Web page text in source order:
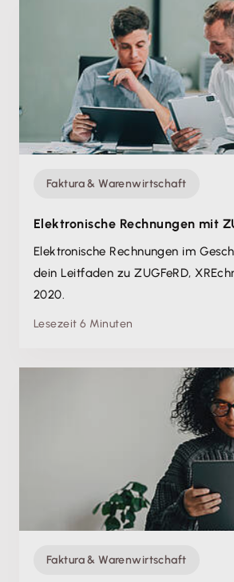
Faktura & Warenwirtschaft
Elektronische Rechnungen mit
Elektronische Rechnungen im
dein Leitfaden zu ZUGFeRD,
2020.
Lesezeit 6 Minuten
Faktura & Warenwirtschaft